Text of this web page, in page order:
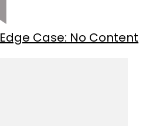
Edge Case: No Content